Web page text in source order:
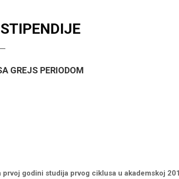
GREJS PERIODOM
godini studija prvog ciklusa u akademskoj